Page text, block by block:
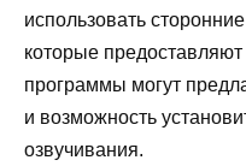
использовать
которые
программы могут
и возможность
озвучивания.